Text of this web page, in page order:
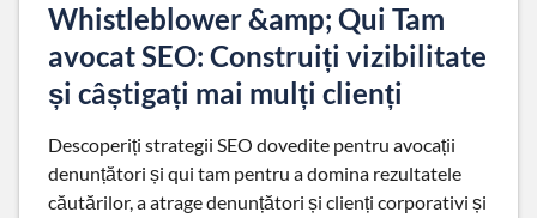
Whistleblower &amp; Qui Tam
avocat SEO: Construiți vizibilitate
și câștigați mai mulți clienți
Descoperiți strategii SEO dovedite pentru avocații
denunțători și qui tam pentru a domina rezultatele
căutărilor, a atrage denunțători și clienți corporativi și